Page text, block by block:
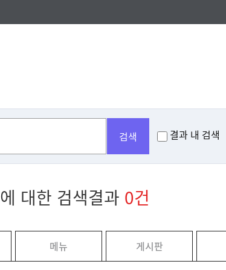
검색 결과 내 검색
에 대한 검색결과 0건
메뉴 게시판